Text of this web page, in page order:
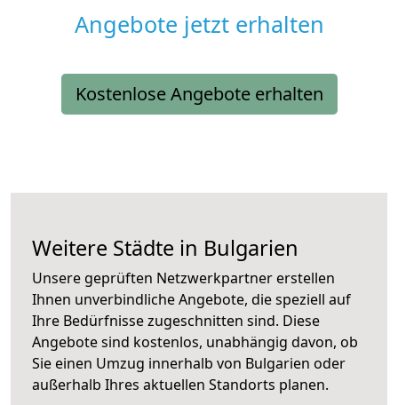
Angebote jetzt erhalten
Kostenlose Angebote erhalten
Weitere Städte in Bulgarien
Unsere geprüften Netzwerkpartner erstellen
Ihnen unverbindliche Angebote, die speziell auf
Ihre Bedürfnisse zugeschnitten sind. Diese
Angebote sind kostenlos, unabhängig davon, ob
Sie einen Umzug innerhalb von Bulgarien oder
außerhalb Ihres aktuellen Standorts planen.